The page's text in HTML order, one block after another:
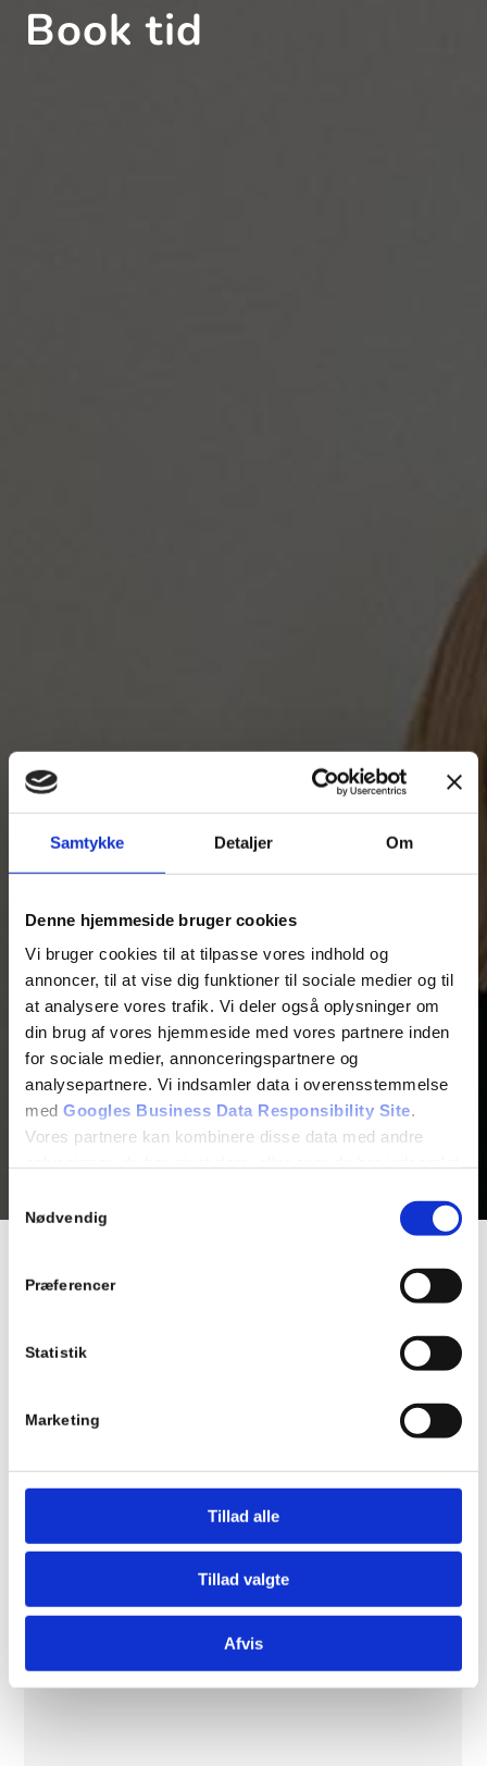
Samtykke Detaljer Om
Denne hjemmeside bruger cookies
Vi bruger cookies til at tilpasse vores indhold og
annoncer, til at vise dig funktioner til sociale medier og til
at analysere vores trafik. Vi deler også oplysninger om
din brug af vores hjemmeside med vores partnere inden
for sociale medier, annonceringspartnere og
analysepartnere. Vi indsamler data i overensstemmelse
med Googles Business Data Responsibility Site.
Vores partnere kan kombinere disse data med andre
Nødvendig
Præferencer
Statistik
Marketing
Tillad alle
Tillad valgte
Afvis
Book tid